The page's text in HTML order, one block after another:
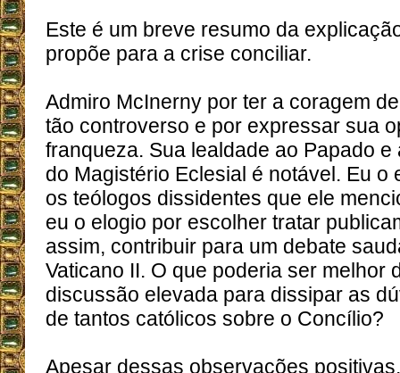
Este é um breve resumo da
propõe para a crise conciliar.
Admiro McInerny por ter a coragem
tão controverso e por expressar sua
franqueza. Sua lealdade ao Papado
do Magistério Eclesial é notável. Eu o
os teólogos dissidentes que ele
eu o elogio por escolher tratar
assim, contribuir para um debate
Vaticano II. O que poderia ser melhor
discussão elevada para dissipar as
de tantos católicos sobre o Concílio?
Apesar dessas observações